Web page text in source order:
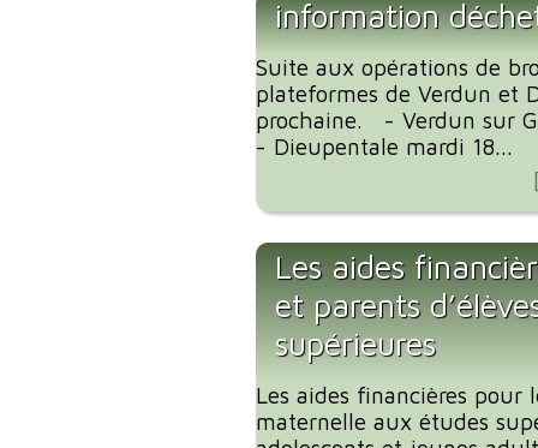
information
Suite aux opérations de
plateformes de Verdun et
prochaine. - Verdun sur
- Dieupentale mardi 18...
Les aides
et parents
supérieures
Les aides financières pour
maternelle aux études